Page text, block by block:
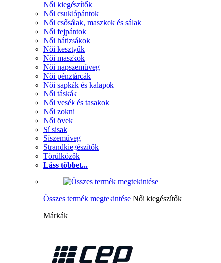
Női kiegészítők
Női csuklópántok
Női csősálak, maszkok és sálak
Női fejpántok
Női hátizsákok
Női kesztyűk
Női maszkok
Női napszemüveg
Női pénztárcák
Női sapkák és kalapok
Női táskák
Női vesék és tasakok
Női zokni
Női övek
Sí sisak
Síszemüveg
Strandkiegészítők
Törülközők
Láss többet...
Összes termék megtekintése Női kiegészítők
Márkák